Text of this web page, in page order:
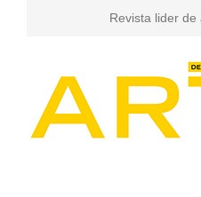
Revista lider